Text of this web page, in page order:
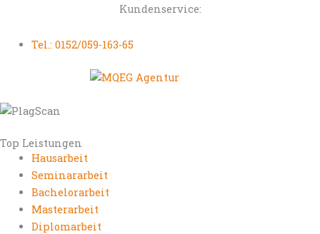
Kundenservice:
Tel.: 0152/059-163-65
Top Leistungen
Hausarbeit
Seminararbeit
Bachelorarbeit
Masterarbeit
Diplomarbeit